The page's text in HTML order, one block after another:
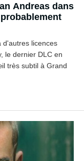
Andreas dans
d'autres licences
le dernier DLC en
très subtil à Grand